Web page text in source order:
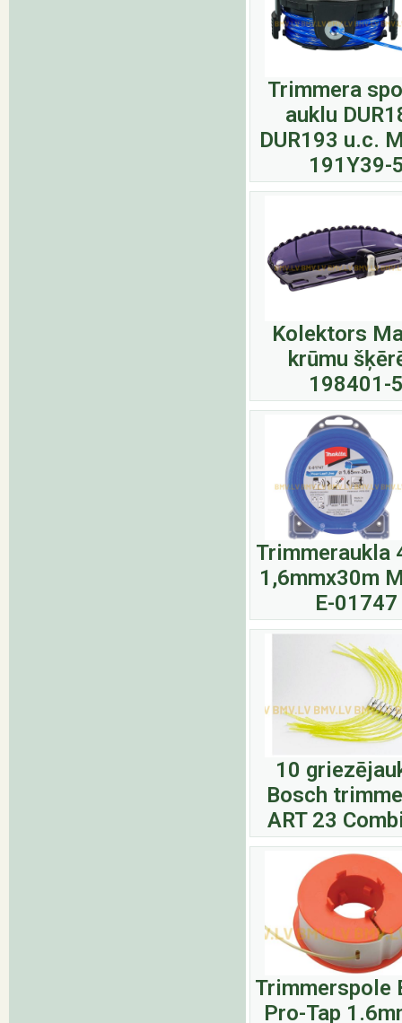
Trimmera
auklu
DUR193 u.c.
191Y39-
Kolektors
krūmu
198401-
Trimmeraukla
1,6mmx30m
E-01747
10
Bosch
ART 23
Trimmerspole
Pro-Tap